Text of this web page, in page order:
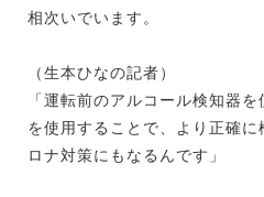
相次いでいます。
（生本ひなの記者）
「運転前のアルコール検知器
を使用することで、より正確
ロナ対策にもなるんです」